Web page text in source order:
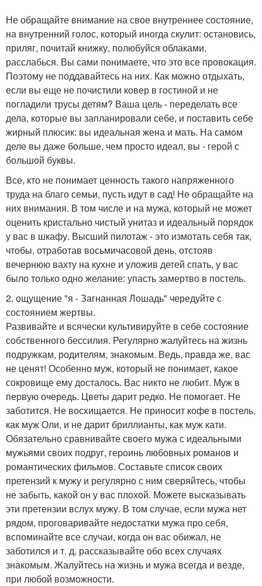
Не обращайте внимание на свое внутреннее состояние,
на внутренний голос, который иногда скулит: остановись,
приляг, почитай книжку, полюбуйся облаками,
расслабься. Вы сами понимаете, что это все провокация.
Поэтому не поддавайтесь на них. Как можно отдыхать,
если вы еще не почистили ковер в гостиной и не
погладили трусы детям? Ваша цель - переделать все
дела, которые вы запланировали себе, и поставить себе
жирный плюсик: вы идеальная жена и мать. На самом
деле вы даже больше, чем просто идеал, вы - герой с
большой буквы.
Все, кто не понимает ценность такого напряженного
труда на благо семьи, пусть идут в сад! Не обращайте на
них внимания. В том числе и на мужа, который не может
оценить кристально чистый унитаз и идеальный порядок
у вас в шкафу. Высший пилотаж - это измотать себя так,
чтобы, отработав восьмичасовой день, отстояв
вечернюю вахту на кухне и уложив детей спать, у вас
было только одно желание: упасть замертво в постель.
2. ощущение "я - Загнанная Лошадь" чередуйте с
состоянием жертвы.
Развивайте и всячески культивируйте в себе состояние
собственного бессилия. Регулярно жалуйтесь на жизнь
подружкам, родителям, знакомым. Ведь, правда же, вас
не ценят! Особенно муж, который не понимает, какое
сокровище ему досталось. Вас никто не любит. Муж в
первую очередь. Цветы дарит редко. Не помогает. Не
заботится. Не восхищается. Не приносит кофе в постель,
как муж Оли, и не дарит бриллианты, как муж кати.
Обязательно сравнивайте своего мужа с идеальными
мужьями своих подруг, героинь любовных романов и
романтических фильмов. Составьте список своих
претензий к мужу и регулярно с ним сверяйтесь, чтобы
не забыть, какой он у вас плохой. Можете высказывать
эти претензии вслух мужу. В том случае, если мужа нет
рядом, проговаривайте недостатки мужа про себя,
вспоминайте все случаи, когда он вас обижал, не
заботился и т. д. рассказывайте обо всех случаях
знакомым. Жалуйтесь на жизнь и мужа всегда и везде,
при любой возможности.